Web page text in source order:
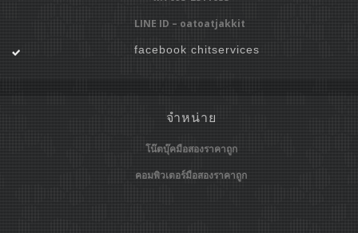
LINE ID – oatoatjakkit
facebook chitservices
จำหน่าย
โน๊ตบุ๊คมือสองราคาถูก
คอมพิวเตอร์มือสองราคาถูก